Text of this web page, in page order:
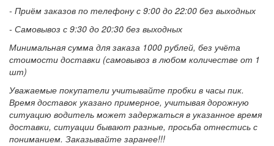
- Приём заказов по телефону с 9:00 до 22:00 без выходных
- Самовывоз с 9:30 до 20:30 без выходных
Минимальная сумма для заказа 1000 рублей, без учёта
стоимости доставки (самовывоз в любом количестве от 1
шт)
Уважаемые покупатели учитывайте пробки в часы пик.
Время доставок указано примерное, учитывая дорожную
ситуацию водитель может задержаться в указанное время
доставки, ситуации бывают разные, просьба отнестись с
пониманием. Заказывайте заранее!!!